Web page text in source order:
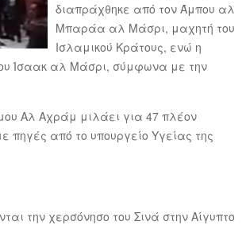
διαπράχθηκε από τον Άμπου αλ
Μπαράα αλ Μάσρι, μαχητή του
Ισλαμικού Κράτους, ενώ η
Ίσαακ αλ Μάσρι, σύμφωνα με την
Αλ Αχράμ μιλάει για 47 πλέον
πηγές από το υπουργείο Υγείας της
την χερσόνησο του Σινά στην Αίγυπτο